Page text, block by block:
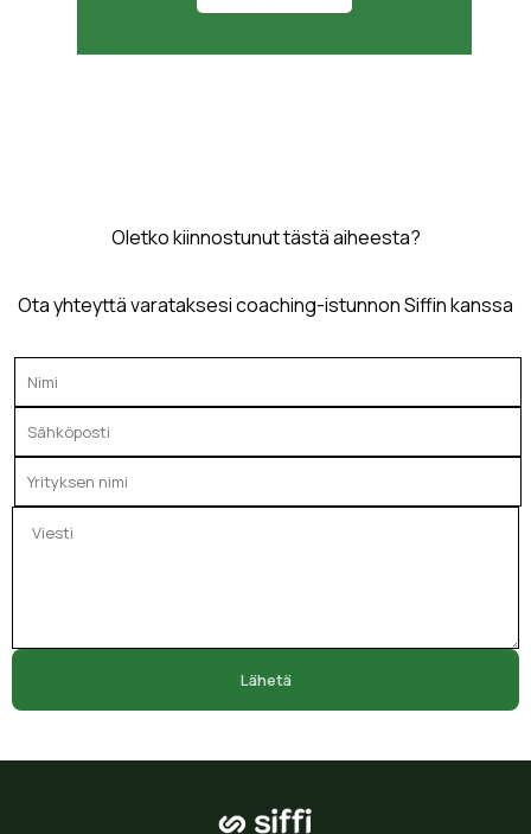
Oletko kiinnostunut tästä aiheesta?
Ota yhteyttä varataksesi coaching-istunnon Siffin kanssa
Lähetä